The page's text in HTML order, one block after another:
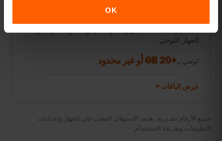
OK
الفيديو ومكالمات الفيديو ومشاركة الإنترنت مع اللابتوب أو
الجهاز اللوحي.
نُوصي بـ+20 GB أو غير محدود
عرض الباقات
جميع الأرقام تقديرية. يعتمد الاستهلاك الفعلي على الجهاز وإعدادات
التطبيقات وطريقة الاستخدام.